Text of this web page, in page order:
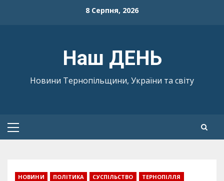
8 Серпня, 2026
Наш ДЕНЬ
Новини Тернопільщини, України та світу
Primary
НОВИНИ ПОЛІТИКА СУСПІЛЬСТВО
ТЕРНОПІЛЛЯ